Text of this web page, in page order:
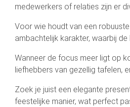
medewerkers of relaties zijn er
Voor wie houdt van een
ambachtelijk karakter, waarbij
Wanneer de focus meer ligt op
liefhebbers van gezellig tafelen,
Zoek je juist een elegante
feestelijke manier, wat perfect